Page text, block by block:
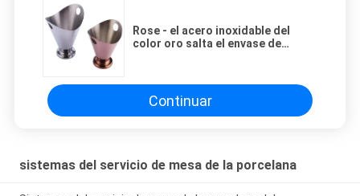
Rose - el acero inoxidable del
color oro salta el envase de
Continuar
sistemas del servicio de mesa de la porcelana